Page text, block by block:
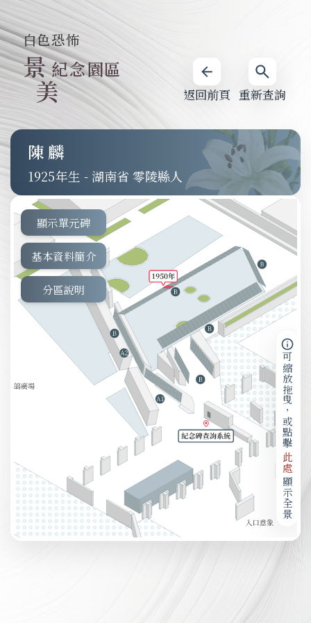
重新查詢
返回前頁
白色恐怖
景
美
紀念園區
陳麟
1925 - 湖南省 零陵縣人
顯示單元碑
基本資料簡介
分區說明
可縮放拖曳，或點擊
此處
顯示全景